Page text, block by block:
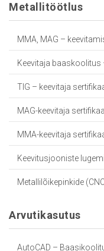
Metallitöötlus
MMA, MAG –
Keevitaja baaskoolitus
TIG – keevitaja
MAG-keevitaja
MMA-keevitaja
Keevitusjooniste
Metallilõikepinkide
Arvutikasutus
AutoCAD –